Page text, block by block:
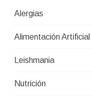
Alergias
Alimentación Artificial
Leishmania
Nutrición